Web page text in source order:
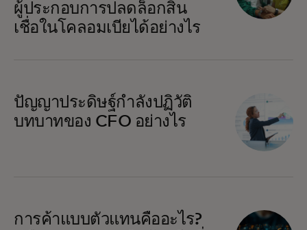
ผู้ประกอบการปลดล็อกสิน
เชื่อในโคลอมเบียได้อย่างไร
ปัญญาประดิษฐ์กำลังปฏิวัติ
บทบาทของ CFO อย่างไร
การค้าแบบตัวแทนคืออะไร?